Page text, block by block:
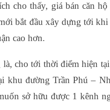
cho thấy, giá bán căn
bắt đầu xây dựng tới
cao hơn.
cho tới thời điểm hiện
khu đường Trần Phú –
sở hữu được 1 kênh